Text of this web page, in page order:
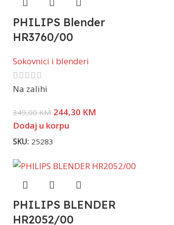
PHILIPS Blender
HR3760/00
Sokovnici i blenderi
Na zalihi
349,00KM 244,30 KM
Dodaj u korpu
SKU: 25283
PHILIPS BLENDER
HR2052/00